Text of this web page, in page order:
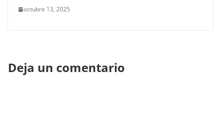
octubre 13, 2025
Deja un comentario